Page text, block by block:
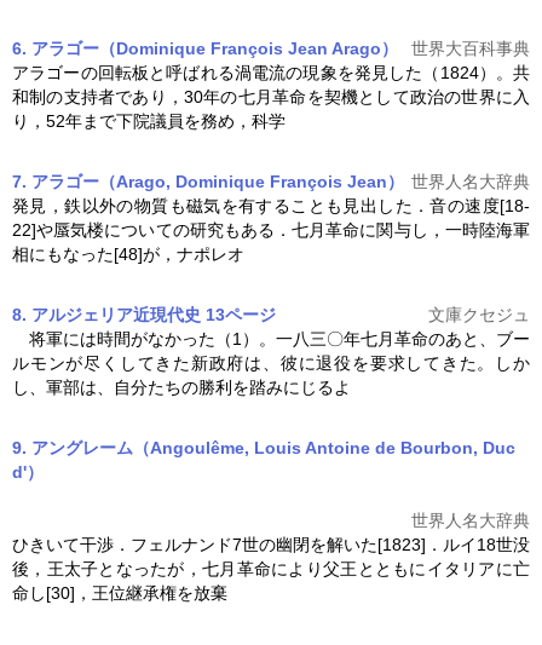
6. アラゴー（Dominique François Jean Arago）
世界大百科事典
アラゴーの回転板と呼ばれる渦電流の現象を発見した（1824）。共
和制の支持者であり，30年の七月革命を契機として政治の世界に入
り，52年まで下院議員を務め，科学
7. アラゴー（Arago, Dominique François Jean）
世界人名大辞典
発見，鉄以外の物質も磁気を有することも見出した．音の速度[18-
22]や蜃気楼についての研究もある．七月革命に関与し，一時陸海軍
相にもなった[48]が，ナポレオ
8. アルジェリア近現代史 13ページ
文庫クセジュ
将軍には時間がなかった（1）。一八三〇年七月革命のあと、ブー
ルモンが尽くしてきた新政府は、彼に退役を要求してきた。しか
し、軍部は、自分たちの勝利を踏みにじるよ
9. アングレーム（Angoulême, Louis Antoine de Bourbon, Duc
d'）
世界人名大辞典
ひきいて干渉．フェルナンド7世の幽閉を解いた[1823]．ルイ18世没
後，王太子となったが，七月革命により父王とともにイタリアに亡
命し[30]，王位継承権を放棄